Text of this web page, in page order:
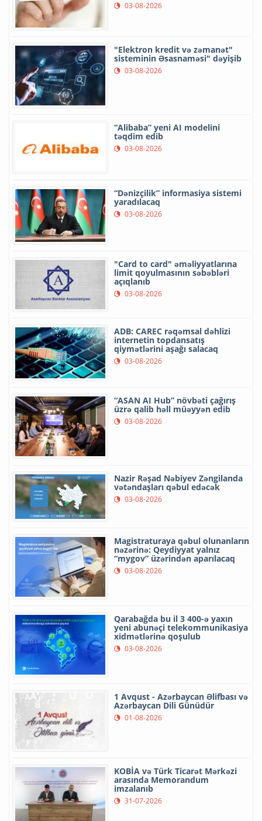
03-08-2026
"Elektron kredit və zəmanət"
sisteminin Əsasnaməsi" dəyişib
03-08-2026
“Alibaba” yeni AI modelini
təqdim edib
03-08-2026
“Dənizçilik” informasiya sistemi
yaradılacaq
03-08-2026
"Card to card" əməliyyatlarına
limit qoyulmasının səbəbləri
açıqlanıb
03-08-2026
ADB: CAREC rəqəmsal dəhlizi
internetin topdansatış
qiymətlərini aşağı salacaq
03-08-2026
“ASAN AI Hub” növbəti çağırış
üzrə qalib həll müəyyən edib
03-08-2026
Nazir Rəşad Nəbiyev Zəngilanda
vətəndaşları qəbul edəcək
03-08-2026
Magistraturaya qəbul olunanların
nəzərinə: Qeydiyyat yalnız
“mygov” üzərindən aparılacaq
03-08-2026
Qarabağda bu il 3 400-ə yaxın
yeni abunəçi telekommunikasiya
xidmətlərinə qoşulub
03-08-2026
1 Avqust - Azərbaycan Əlifbası və
Azərbaycan Dili Günüdür
01-08-2026
KOBİA və Türk Ticarət Mərkəzi
arasında Memorandum
imzalanıb
31-07-2026